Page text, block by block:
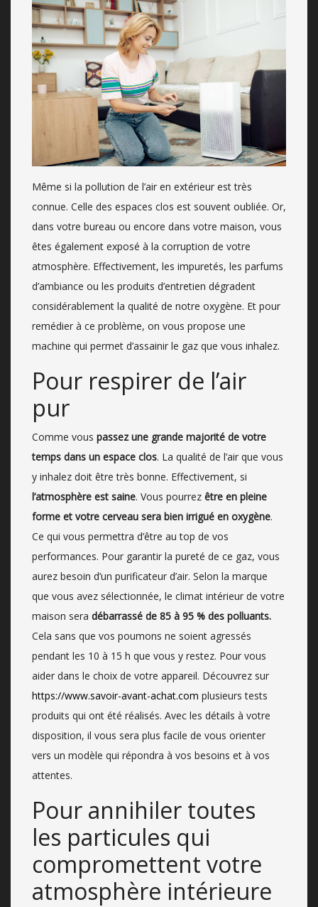
Même si la pollution de l’air en extérieur est très
connue. Celle des espaces clos est souvent oubliée. Or,
dans votre bureau ou encore dans votre maison, vous
êtes également exposé à la corruption de votre
atmosphère. Effectivement, les impuretés, les parfums
d’ambiance ou les produits d’entretien dégradent
considérablement la qualité de notre oxygène. Et pour
remédier à ce problème, on vous propose une
machine qui permet d’assainir le gaz que vous inhalez.
Pour respirer de l’air
pur
Comme vous passez une grande majorité de votre
temps dans un espace clos. La qualité de l’air que vous
y inhalez doit être très bonne. Effectivement, si
l’atmosphère est saine. Vous pourrez être en pleine
forme et votre cerveau sera bien irrigué en oxygène.
Ce qui vous permettra d’être au top de vos
performances. Pour garantir la pureté de ce gaz, vous
aurez besoin d’un purificateur d’air. Selon la marque
que vous avez sélectionnée, le climat intérieur de votre
maison sera débarrassé de 85 à 95 % des polluants.
Cela sans que vos poumons ne soient agressés
pendant les 10 à 15 h que vous y restez. Pour vous
aider dans le choix de votre appareil. Découvrez sur
https://www.savoir-avant-achat.com plusieurs tests
produits qui ont été réalisés. Avec les détails à votre
disposition, il vous sera plus facile de vous orienter
vers un modèle qui répondra à vos besoins et à vos
attentes.
Pour annihiler toutes
les particules qui
compromettent votre
atmosphère intérieure